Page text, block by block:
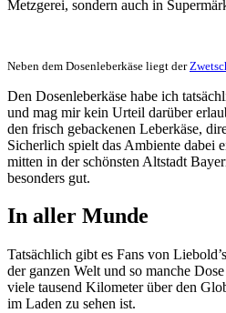
Metzgerei, sondern auch in
Neben dem Dosenleberkäse liegt der
Den Dosenleberkäse habe ich
und mag mir kein Urteil darüber
den frisch gebackenen Leberkäse,
Sicherlich spielt das Ambiente dabei
mitten in der schönsten Altstadt
besonders gut.
In aller Munde
Tatsächlich gibt es Fans von
der ganzen Welt und so manche
viele tausend Kilometer über den
im Laden zu sehen ist.